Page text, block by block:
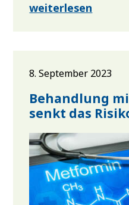
weiterlesen
8. September 2023
Behandlung
senkt das